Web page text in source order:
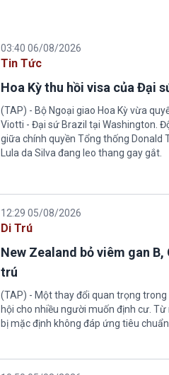
03:40 06/08/2026
Tin Tức
Hoa Kỳ thu hồi visa của Đại
(TAP) - Bộ Ngoại giao Hoa Kỳ vừa
Viotti - Đại sứ Brazil tại Washington.
giữa chính quyền Tổng thống Donald
Lula da Silva đang leo thang gay gắt.
12:29 05/08/2026
Di Trú
New Zealand bỏ viêm gan
trú
(TAP) - Một thay đổi quan trọng
hội cho nhiều người muốn định cư.
bị mặc định không đáp ứng tiêu